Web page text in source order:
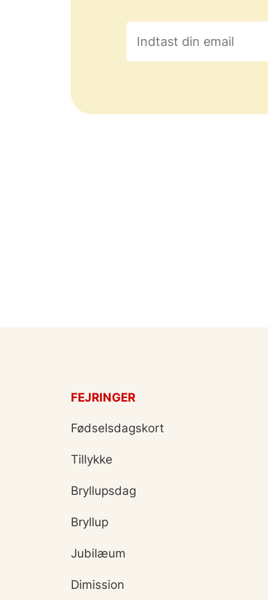
FEJRINGER
Fødselsdagskort
Tillykke
Bryllupsdag
Bryllup
Jubilæum
Dimission